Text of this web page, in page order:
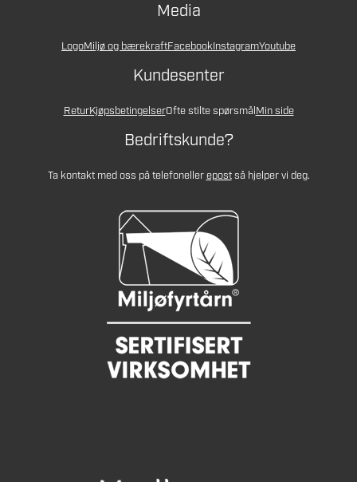
Media
LogoMiljø og bærekraftFacebookInstagramYoutube
Kundesenter
ReturKjøpsbetingelserOfte stilte spørsmålMin side
Bedriftskunde?
Ta kontakt med oss på telefonellerepostså hjelper vi deg.